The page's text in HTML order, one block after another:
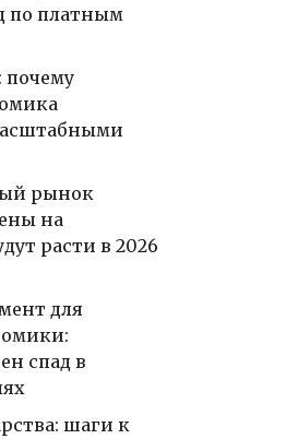
по платным
почему
рынок
на
расти в 2026
для
спад в
шаги к